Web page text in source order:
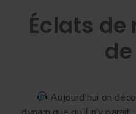
Éclats de
Aujourd’hui on